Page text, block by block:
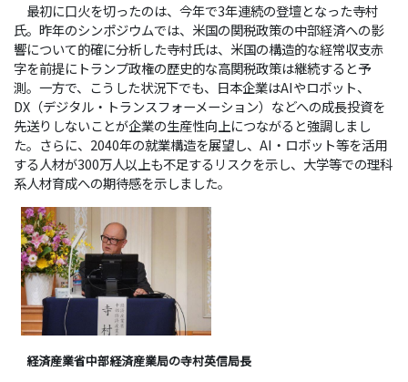
最初に口火を切ったのは、今年で3年連続の登壇となった寺村
氏。昨年のシンポジウムでは、米国の関税政策の中部経済への影
響について的確に分析した寺村氏は、米国の構造的な経常収支赤
字を前提にトランプ政権の歴史的な高関税政策は継続すると予
測。一方で、こうした状況下でも、日本企業はAIやロボット、
DX（デジタル・トランスフォーメーション）などへの成長投資を
先送りしないことが企業の生産性向上につながると強調しまし
た。さらに、2040年の就業構造を展望し、AI・ロボット等を活用
する人材が300万人以上も不足するリスクを示し、大学等での理科
系人材育成への期待感を示しました。
経済産業省中部経済産業局の寺村英信局長